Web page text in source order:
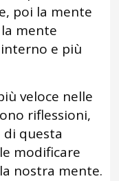
poi la mente
mente
e più
veloce nelle
riflessioni,
questa
modificare
nostra mente.